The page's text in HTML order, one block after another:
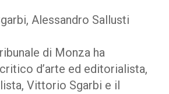
Alessandro Sallusti
di Monza ha
d’arte ed editorialista,
Vittorio Sgarbi e il